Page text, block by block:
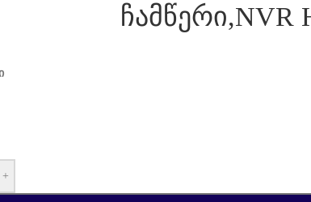
ჩამწერი,NVR
+